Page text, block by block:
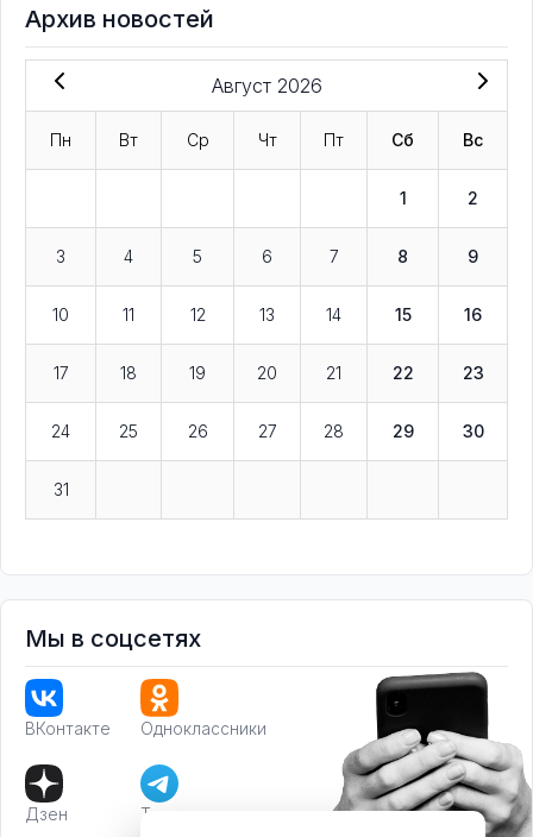
Архив новостей
Август 2026
Пн Вт Ср Чт Пт Сб Вс
1 2
3 4 5 6 7 8 9
10 11 12 13 14 15 16
17 18 19 20 21 22 23
24 25 26 27 28 29 30
31
Мы в соцсетях
ВКонтакте Одноклассники
Дзен Телеграм